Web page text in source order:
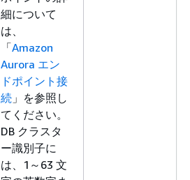
細について
は、
「Amazon
Aurora エン
ドポイント接
続 」を参照し
てください。
DB クラスタ
ー識別子に
は、1～63 文